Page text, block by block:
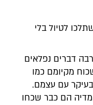
לטיול בלי
דברים נפלאים
מקיומם כמו
עם עצמם.
הם כבר שכחו